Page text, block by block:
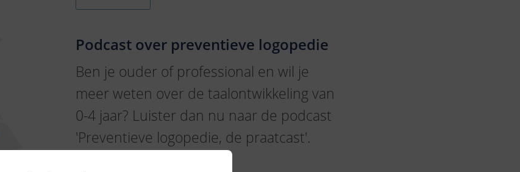
Podcast over preventieve logopedie
Ben je ouder of professional en wil je
meer weten over de taalontwikkeling van
0-4 jaar? Luister dan nu naar de podcast
'Preventieve logopedie, de praatcast'.